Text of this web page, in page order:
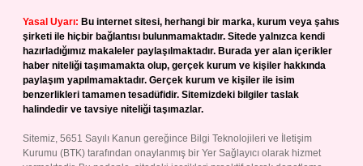
Yasal Uyarı: Bu internet sitesi, herhangi bir marka, kurum veya şahıs
şirketi ile hiçbir bağlantısı bulunmamaktadır. Sitede yalnızca kendi
hazırladığımız makaleler paylaşılmaktadır. Burada yer alan içerikler
haber niteliği taşımamakta olup, gerçek kurum ve kişiler hakkında
paylaşım yapılmamaktadır. Gerçek kurum ve kişiler ile isim
benzerlikleri tamamen tesadüfidir. Sitemizdeki bilgiler taslak
halindedir ve tavsiye niteliği taşımazlar.
Sitemiz, 5651 Sayılı Kanun gereğince Bilgi Teknolojileri ve İletişim
Kurumu (BTK) tarafından onaylanmış bir Yer Sağlayıcı olarak hizmet